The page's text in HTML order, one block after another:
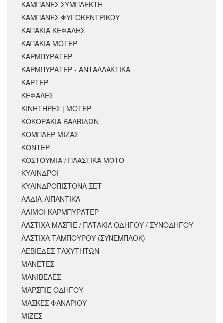
ΚΑΜΠΑΝΕΣ ΣΥΜΠΛΕΚΤΗ
ΚΑΜΠΑΝΕΣ ΦΥΓΟΚΕΝΤΡΙΚΟΥ
ΚΑΠΑΚΙΑ ΚΕΦΑΛΗΣ
ΚΑΠΑΚΙΑ ΜΟΤΕΡ
ΚΑΡΜΠΥΡΑΤΕΡ
ΚΑΡΜΠΥΡΑΤΕΡ - ΑΝΤΑΛΛΑΚΤΙΚΑ
ΚΑΡΤΕΡ
ΚΕΦΑΛΕΣ
ΚΙΝΗΤΗΡΕΣ | ΜΟΤΕΡ
ΚΟΚΟΡΑΚΙΑ ΒΑΛΒΙΔΩΝ
ΚΟΜΠΛΕΡ ΜΙΖΑΣ
ΚΟΝΤΕΡ
ΚΟΣΤΟΥΜΙΑ / ΠΛΑΣΤΙΚΑ ΜΟΤΟ
ΚΥΛΙΝΔΡΟΙ
ΚΥΛΙΝΔΡΟΠΙΣΤΟΝΑ ΣΕΤ
ΛΑΔΙΑ-ΛΙΠΑΝΤΙΚΑ
ΛΑΙΜΟΙ ΚΑΡΜΠΥΡΑΤΕΡ
ΛΑΣΤΙΧΑ ΜΑΣΠΙΕ / ΠΑΤΑΚΙΑ ΟΔΗΓΟΥ / ΣΥΝΟΔΗΓΟΥ
ΛΑΣΤΙΧΑ ΤΑΜΠΟΥΡΟΥ (ΣΥΝΕΜΠΛΟΚ)
ΛΕΒΙΕΔΕΣ ΤΑΧΥΤΗΤΩΝ
ΜΑΝΕΤΕΣ
ΜΑΝΙΒΕΛΕΣ
ΜΑΡΣΠΙΕ ΟΔΗΓΟΥ
ΜΑΣΚΕΣ ΦΑΝΑΡΙΟΥ
ΜΙΖΕΣ